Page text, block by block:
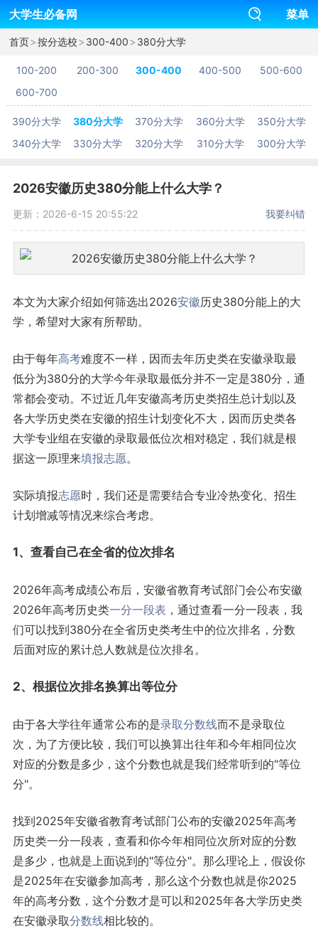
大学生必备网 菜单
首页>按分选校>300-400>380分大学
100-200 200-300 300-400 400-500
500-600
600-700
390分大学 380分大学 370分大学 360分大学
350分大学
340分大学
330分大学 320分大学 310分大学 300分大学
2026安徽历史380分能上什么大学？
更新：2026-6-15 20:55:22 我要纠错
本文为大家介绍如何筛选出2026安徽历史380分能上的大
学，希望对大家有所帮助。
由于每年高考难度不一样，因而去年历史类在安徽录取最
低分为380分的大学今年录取最低分并不一定是380分，通
常都会变动。不过近几年安徽高考历史类招生总计划以及
各大学历史类在安徽的招生计划变化不大，因而历史类各
大学专业组在安徽的录取最低位次相对稳定，我们就是根
据这一原理来填报志愿。
实际填报志愿时，我们还是需要结合专业冷热变化、招生
计划增减等情况来综合考虑。
1、查看自己在全省的位次排名
2026年高考成绩公布后，安徽省教育考试部门会公布安徽
2026年高考历史类一分一段表 ，通过查看一分一段表，我
们可以找到380分在全省历史类考生中的位次排名，分数
后面对应的累计总人数就是位次排名。
2、根据位次排名换算出等位分
由于各大学往年通常公布的是录取分数线而不是录取位
次，为了方便比较，我们可以换算出往年和今年相同位次
对应的分数是多少，这个分数也就是我们经常听到的"等位
分"。
找到2025年安徽省教育考试部门公布的安徽2025年高考
历史类一分一段表，查看和你今年相同位次所对应的分数
是多少，也就是上面说到的"等位分"。那么理论上，假设你
是2025年在安徽参加高考，那么这个分数也就是你2025
年的高考分数，这个分数才是可以和2025年各大学历史类
在安徽录取分数线相比较的。